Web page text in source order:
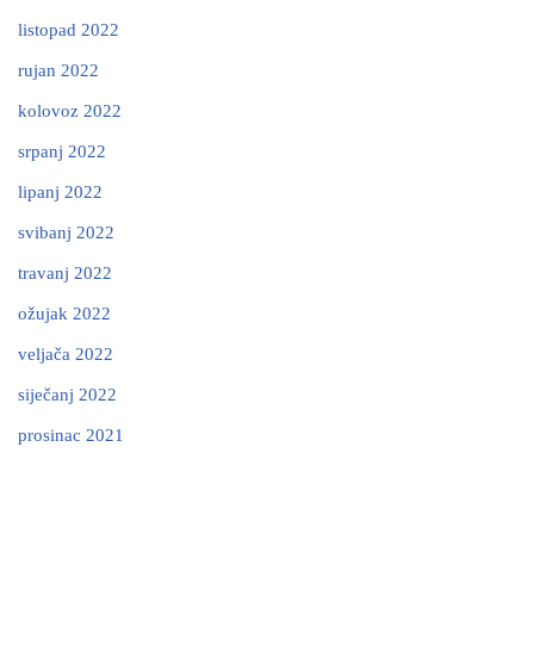
listopad 2022
rujan 2022
kolovoz 2022
srpanj 2022
lipanj 2022
svibanj 2022
travanj 2022
ožujak 2022
veljača 2022
siječanj 2022
prosinac 2021